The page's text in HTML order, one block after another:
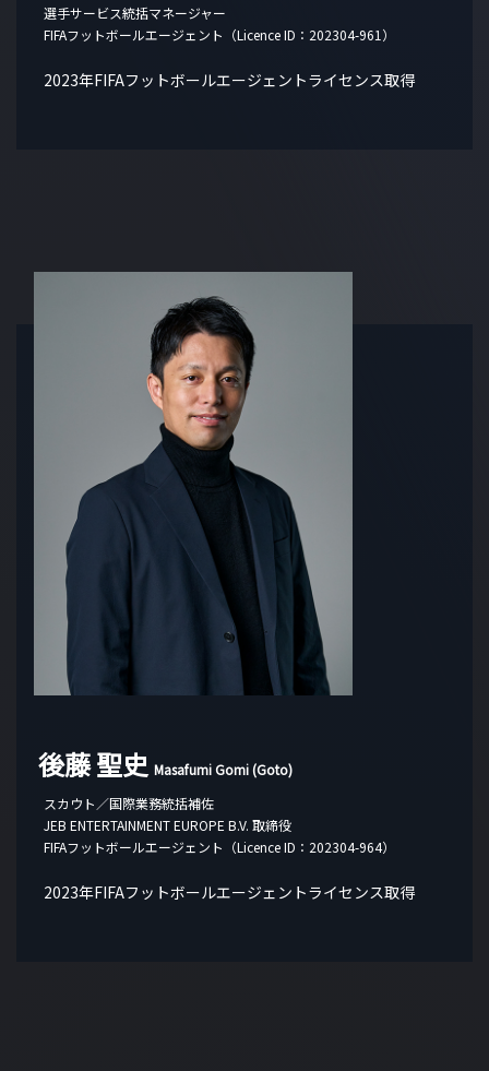
選手サービス統括マネージャー
FIFAフットボールエージェント（Licence ID：202304-961）
2023年FIFAフットボールエージェントライセンス取得
後藤 聖史 Masafumi Gomi (Goto)
スカウト／国際業務統括補佐
JEB ENTERTAINMENT EUROPE B.V. 取締役
FIFAフットボールエージェント（Licence ID：202304-964）
2023年FIFAフットボールエージェントライセンス取得